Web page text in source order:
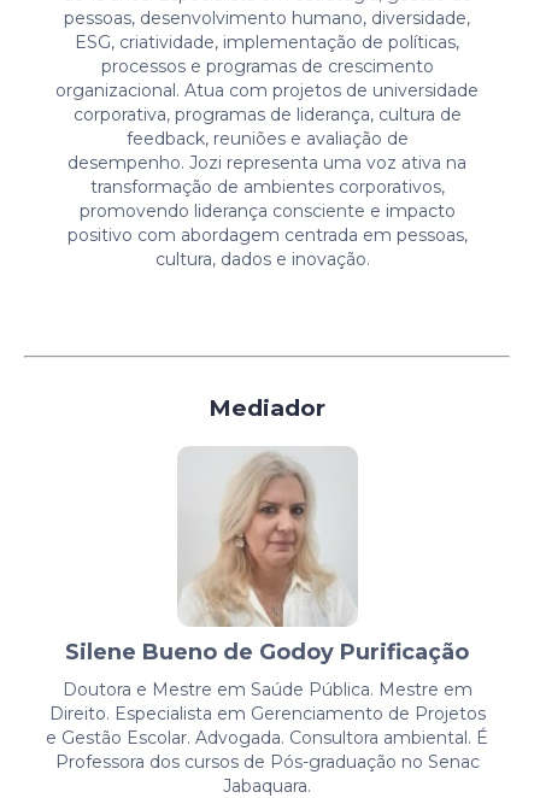
pessoas, desenvolvimento humano, diversidade,
ESG, criatividade, implementação de políticas,
processos e programas de crescimento
organizacional. Atua comprojetos de universidade
corporativa, programas de liderança, cultura de
feedback, reuniões e avaliação de
desempenho.Jozi representa uma voz ativa na
transformação de ambientes corporativos,
promovendo liderança consciente e impacto
positivo com abordagem centrada em pessoas,
cultura, dados e inovação.
Mediador
Silene Bueno de Godoy Purificação
Doutora e Mestre em Saúde Pública. Mestre em
Direito. Especialista em Gerenciamento de Projetos
e Gestão Escolar. Advogada. Consultora ambiental. É
Professora dos cursos de Pós-graduação no Senac
Jabaquara.